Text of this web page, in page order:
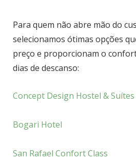
Para quem não abre mão do
selecionamos ótimas opções
preço e proporcionam o
dias de descanso:
Concept Design Hostel & Suítes
Bogari Hotel
San Rafael Confort Class